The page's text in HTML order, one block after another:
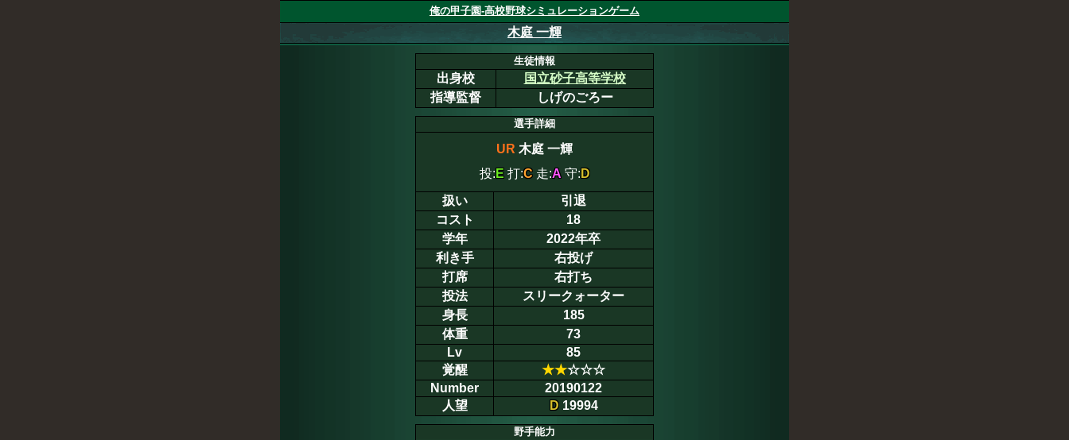
俺の甲子園-高校野球シミュレーションゲーム
木庭 一輝
生徒情報
出身校
国立砂子高等学校
指導監督
しげのごろー
選手詳細
UR 木庭 一輝
投: E打:C走:A守: D
扱い
引退
コスト
18
学年
2022年卒
利き手
右投げ
打席
右打ち
投法
スリークォーター
身長
185
体重
73
Lv
85
覚醒
★★☆☆☆
Number
20190122
人望
D19994
野手能力